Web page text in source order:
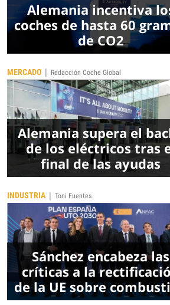
Alemania incentiva
coches de hasta 60
de CO2
MERCADO | Redacción Coche Global
Alemania supera el
de los eléctricos tras
final de las ayudas
INDUSTRIA | Toni Fuentes
Sánchez encabeza las
críticas a la
de la UE sobre